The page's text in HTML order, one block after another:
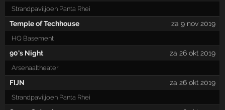
Strandpaviljoen Panta Rhei
Temple of Techhouse za 9 nov 2019
HQ Basement
90's Night za 26 okt 2019
Arsenaaltheater
FIJN za 26 okt 2019
Strandpaviljoen Panta Rhei